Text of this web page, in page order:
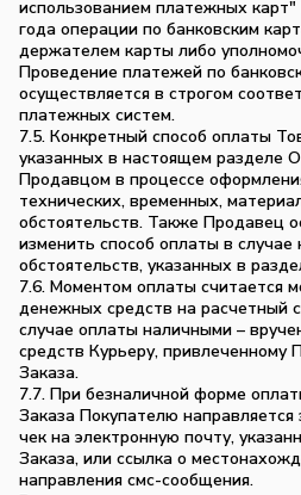
использованием платежных
года операции по банковским
держателем карты либо
Проведение платежей по
осуществляется в строгом
платежных систем.
7.5. Конкретный способ оплаты
указанных в настоящем разделе
Продавцом в процессе
технических, временных,
обстоятельств. Также Продавец
изменить способ оплаты в случае
обстоятельств, указанных в
7.6. Моментом оплаты считается
денежных средств на расчетный
случае оплаты наличными –
средств Курьеру, привлеченному
Заказа.
7.7. При безналичной форме
Заказа Покупателю
чек на электронную почту,
Заказа, или ссылка о
направления смс-сообщения.